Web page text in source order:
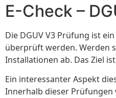
E-Check –
Die DGUV V3 Prüfung ist
überprüft werden. Werden
Installationen ab. Das Ziel
Ein interessanter Aspekt
Innerhalb dieser Prüfungen